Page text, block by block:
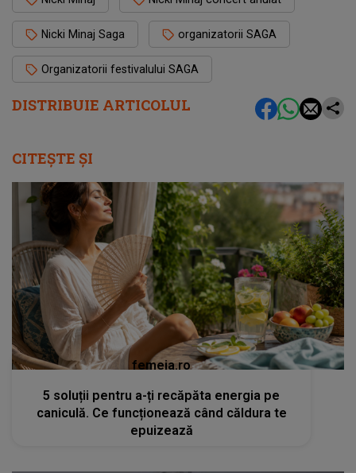
DISTRIBUIE ARTICOLUL
Nicki Minaj Saga organizatorii SAGA
Organizatorii festivalului SAGA
CITEȘTE ȘI
femeia.ro
5 soluții pentru a-ți recăpăta energia pe
caniculă. Ce funcționează când căldura te
epuizează